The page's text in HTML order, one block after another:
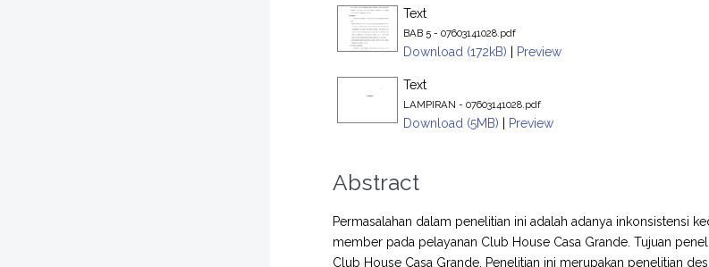
Text
BAB 5 - 07603141028.pdf
Download (172kB) | Preview
Text
LAMPIRAN - 07603141028.pdf
Download (5MB) | Preview
Abstract
Permasalahan dalam penelitian ini adalah adanya inkonsistensi
member pada pelayanan Club House Casa Grande. Tujuan
Club House Casa Grande. Penelitian ini merupakan penelitian